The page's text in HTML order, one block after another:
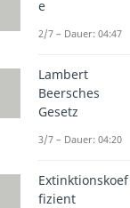
e
2/7 – Dauer: 04:47
Lambert
Beersches
Gesetz
3/7 – Dauer: 04:20
Extinktionskoef
fizient